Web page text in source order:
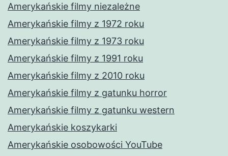
Amerykańskie filmy niezależne
Amerykańskie filmy z 1972 roku
Amerykańskie filmy z 1973 roku
Amerykańskie filmy z 1991 roku
Amerykańskie filmy z 2010 roku
Amerykańskie filmy z gatunku horror
Amerykańskie filmy z gatunku western
Amerykańskie koszykarki
Amerykańskie osobowości YouTube